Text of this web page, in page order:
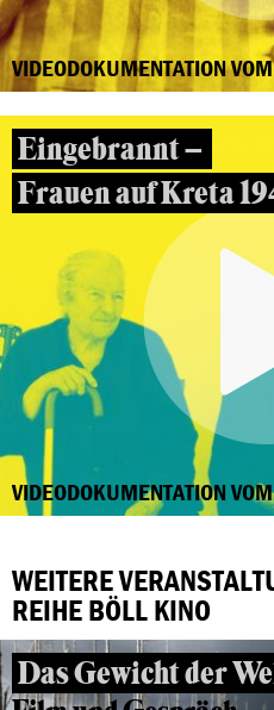
VIDEODOKUMENTATION
Eingebrannt –
Frauen auf Kreta
VIDEODOKUMENTATION
WEITERE
REIHE BÖLL KINO
Das Gewicht der